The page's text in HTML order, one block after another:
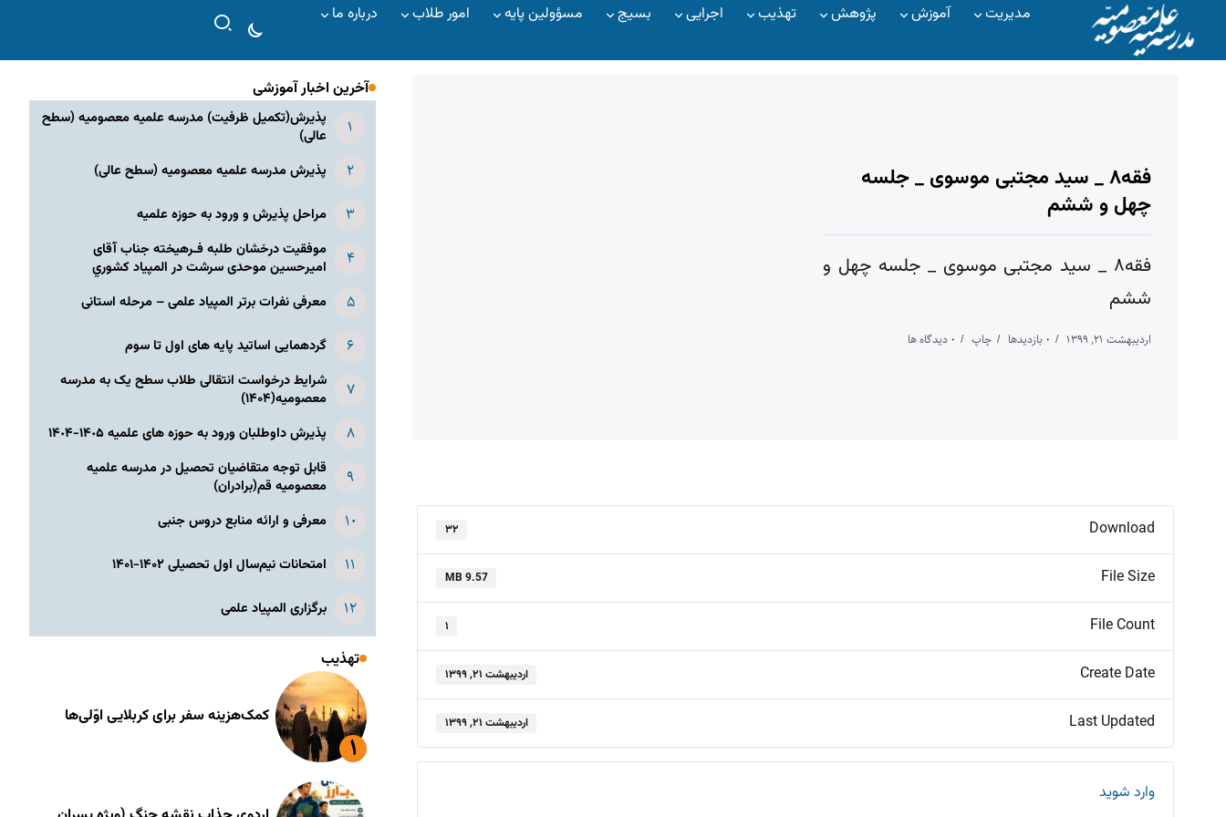
مدیریت آموزش پژوهش تهذیب اجرایی بسیج مسؤولین پایه امور طلاب درباره ما
فقه۸ _ سید مجتبی موسوی _ جلسه
چهل و ششم
فقه۸ _ سید مجتبی موسوی _ جلسه چهل و
ششم
اردیبهشت ۲۱, ۱۳۹۹ ۰ بازدیدها چاپ ۰ دیدگاه ها
Download ۳۲
File Size
9.57 MB
File Count ۱
Create Date اردیبهشت ۲۱, ۱۳۹۹
Last Updated اردیبهشت ۲۱, ۱۳۹۹
وارد شوید
آخرین اخبار آموزشی
پذیرش(تکمیل ظرفیت) مدرسه علمیه معصومیه‌ (سطح
عالی)
پذیرش مدرسه علمیه معصومیه‌ (سطح عالی)
مراحل پذیرش و ورود به حوزه علمیه
موفقیت درخشان طلبه فـرهیخته جناب آقای
امیرحسین موحدی سرشت در المپياد كشوري
معرفی نفرات برتر المپیاد علمی – مرحله استانی
گردهمایی اساتید پایه های اول تا سوم
شرایط درخواست انتقالی طلاب سطح یک به مدرسه
معصومیه(۱۴۰۴)
پذیرش داوطلبان ورود به حوزه های علمیه ١۴٠۵-١۴٠۴
قابل توجه متقاضیان تحصیل در مدرسه علمیه
معصومیه قم(برادران)
معرفی و ارائه منابع دروس جنبی
امتحانات نیم‌سال اول تحصیلی ۱۴۰۲-۱۴۰۱
برگزاری المپیاد علمی
تهذیب
کمک‌هزینه سفر برای کربلایی اوّلی‌ها